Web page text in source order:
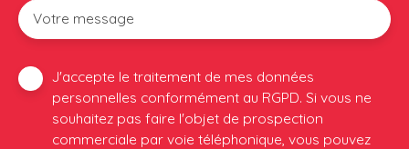
Votre message
J'accepte le traitement de mes données
personnelles conformément au RGPD. Si vous ne
souhaitez pas faire l'objet de prospection
commerciale par voie téléphonique, vous pouvez